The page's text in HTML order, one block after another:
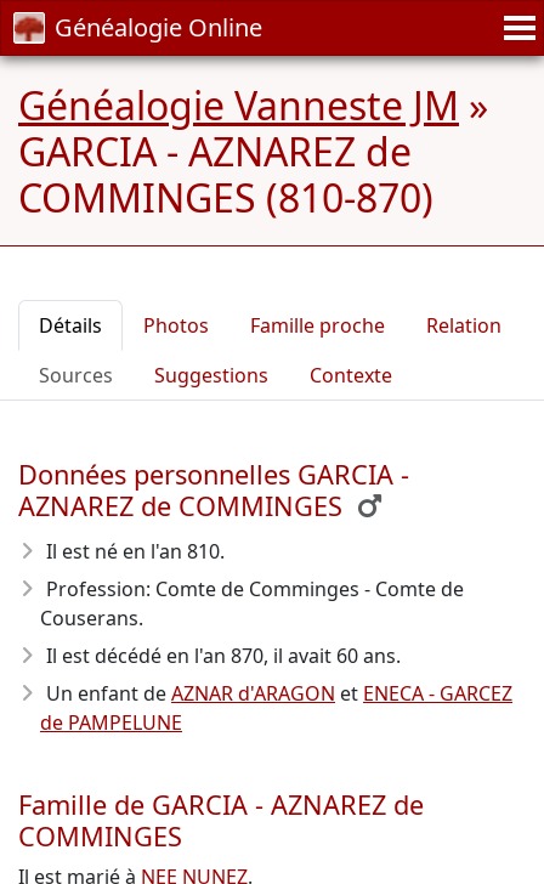
Généalogie Online
Généalogie Vanneste JM »
GARCIA - AZNAREZ de
COMMINGES (810-870)
Détails Photos Famille proche
Relation
Sources
Suggestions Contexte
Données personnelles GARCIA -
AZNAREZ de COMMINGES
Il est né en l'an 810.
Profession: Comte de Comminges - Comte de
Couserans.
Il est décédé en l'an 870, il avait 60 ans.
Un enfant deAZNAR d'ARAGON et ENECA - GARCEZ
de PAMPELUNE
Famille de GARCIA - AZNAREZ de
COMMINGES
Il est marié à NEE NUNEZ.